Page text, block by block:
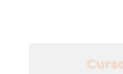
Cursos de